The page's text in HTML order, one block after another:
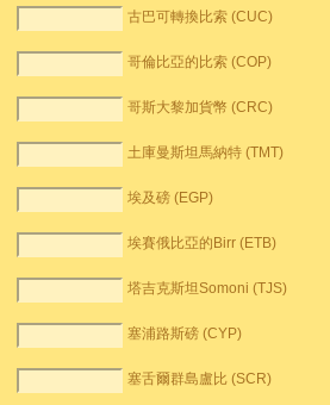
古巴可轉換比索 (CUC)
哥倫比亞的比索 (COP)
哥斯大黎加貨幣 (CRC)
土庫曼斯坦馬納特 (TMT)
埃及磅 (EGP)
埃賽俄比亞的Birr (ETB)
塔吉克斯坦Somoni (TJS)
塞浦路斯磅 (CYP)
塞舌爾群島盧比 (SCR)